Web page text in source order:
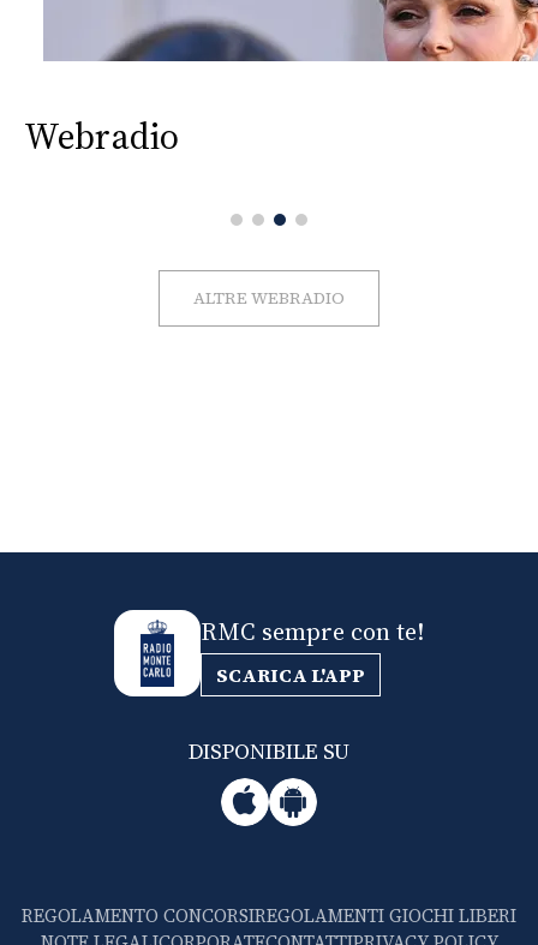
Webradio
ALTRE WEBRADIO
RMC sempre con te!
SCARICA L'APP
DISPONIBILE SU
REGOLAMENTO CONCORSIREGOLAMENTI GIOCHI LIBERI